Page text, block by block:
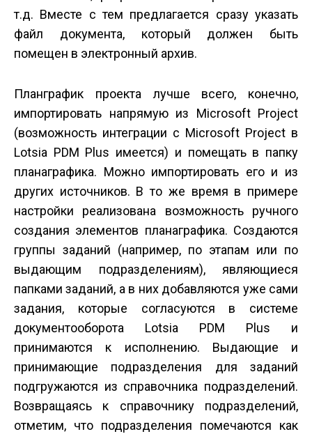
т.д. Вместе с тем предлагается сразу указать
файл документа, который должен быть
помещен в электронный архив.
План­график проекта лучше всего, конечно,
импортировать напрямую из Microsoft Project
(возможность интеграции с Microsoft Project в
Lotsia PDM Plus имеется) и помещать в папку
плана­графика. Можно импортировать его и из
других источников. В то же время в примере
настройки реализована возможность ручного
создания элементов плана­графика. Создаются
группы заданий (например, по этапам или по
выдающим подразделениям), являющиеся
папками заданий, а в них добавляются уже сами
задания, которые согласуются в системе
документооборота Lotsia PDM Plus и
принимаются к исполнению. Выдающие и
принимающие подразделения для заданий
подгружаются из справочника подразделений.
Возвращаясь к справочнику подразделений,
отметим, что подразделения помечаются как